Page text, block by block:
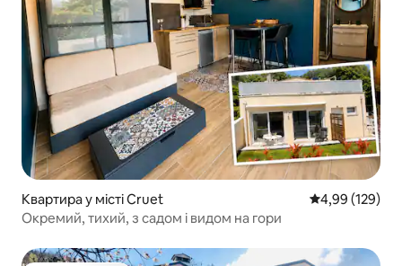
Квартира у місті Cruet Середня
4,99 (129)
Окремий, тихий, з садом і видом на гори